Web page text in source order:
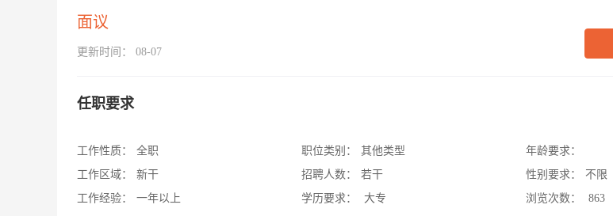
面议
更新时间： 08-07
任职要求
工作性质：
全职
工作区域：
新干
工作经验：
一年以上
职位类别：
其他类型
招聘人数：
若干
学历要求：
大专
年龄要求：
性别要求：
不限
浏览次数：
863